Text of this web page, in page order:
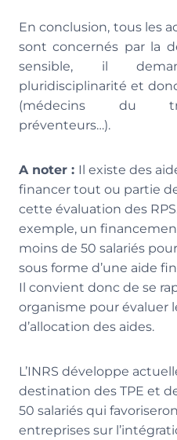
En conclusion, tous les
sont concernés par la
sensible, il
pluridisciplinarité et
(médecins du
préventeurs…).
A noter : Il existe des
financer tout ou partie
cette évaluation des
exemple, un
moins de 50 salariés
sous forme d’une aide
Il convient donc de se
organisme pour évaluer
d’allocation des aides.
L’INRS développe
destination des TPE et
50 salariés qui
entreprises sur